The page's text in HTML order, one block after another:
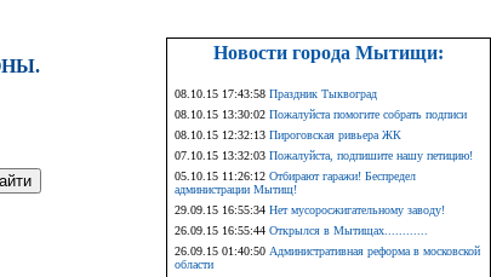
Новости города Мытищи:
08.10.15 17:43:58 Праздник Тыквоград
08.10.15 13:30:02 Пожалуйста помогите собрать подписи
08.10.15 12:32:13 Пироговская ривьера ЖК
07.10.15 13:32:03 Пожалуйста, подпишите нашу петицию!
05.10.15 11:26:12 Отбирают гаражи! Беспредел
администрации Мытищ!
29.09.15 16:55:34 Нет мусоросжигательному заводу!
26.09.15 16:55:44 Открылся в Мытищах............
26.09.15 01:40:50 Административная реформа в московской
области